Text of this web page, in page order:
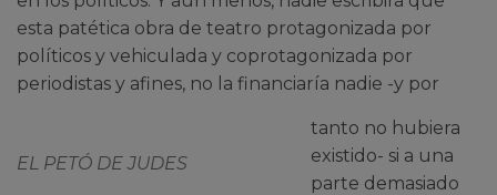
esta patética obra de teatro protagonizada por
políticos y vehiculada y coprotagonizada por
periodistas y afines, no la financiaría nadie -y por
EL PETÓ DE JUDES
tanto no hubiera
existido- si a una
parte demasiado